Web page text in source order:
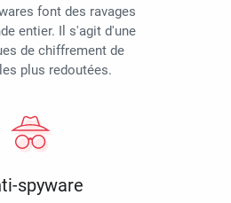
font des ravages
entier. Il s'agit d'une
de chiffrement de
plus redoutées.
spyware